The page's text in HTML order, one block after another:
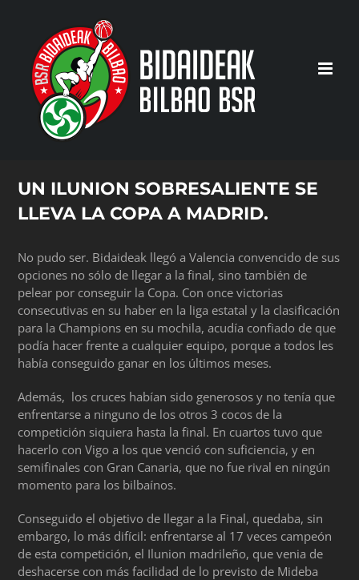
contenido
UN ILUNION SOBRESALIENTE SE
LLEVA LA COPA A MADRID.
No pudo ser. Bidaideak llegó a Valencia convencido de sus
opciones no sólo de llegar a la final, sino también de
pelear por conseguir la Copa. Con once victorias
consecutivas en su haber en la liga estatal y la clasificación
para la Champions en su mochila, acudía confiado de que
podía hacer frente a cualquier equipo, porque a todos les
había conseguido ganar en los últimos meses.
Además, los cruces habían sido generosos y no tenía que
enfrentarse a ninguno de los otros 3 cocos de la
competición siquiera hasta la final. En cuartos tuvo que
hacerlo con Vigo a los que venció con suficiencia, y en
semifinales con Gran Canaria, que no fue rival en ningún
momento para los bilbaínos.
Conseguido el objetivo de llegar a la Final, quedaba, sin
embargo, lo más difícil: enfrentarse al 17 veces campeón
de esta competición, el Ilunion madrileño, que venia de
deshacerse con más facilidad de lo previsto de Mideba